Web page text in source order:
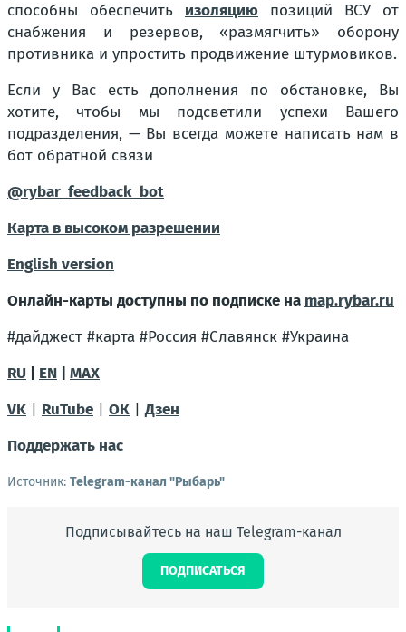
способны обеспечить изоляцию позиций ВСУ от
снабжения и резервов, «размягчить» оборону
противника и упростить продвижение штурмовиков.
Если у Вас есть дополнения по обстановке, Вы
хотите, чтобы мы подсветили успехи Вашего
подразделения, — Вы всегда можете написать нам в
бот обратной связи
@rybar_feedback_bot
Карта в высоком разрешении
English version
Онлайн-карты доступны по подписке на map.rybar.ru
#дайджест #карта #Россия #Славянск #Украина
RU
EN
MAX
VK
RuTube ОК |Дзен
Поддержать нас
Источник: Telegram-канал "Рыбарь"
Подписывайтесь на наш Telegram-канал
ПОДПИСАТЬСЯ